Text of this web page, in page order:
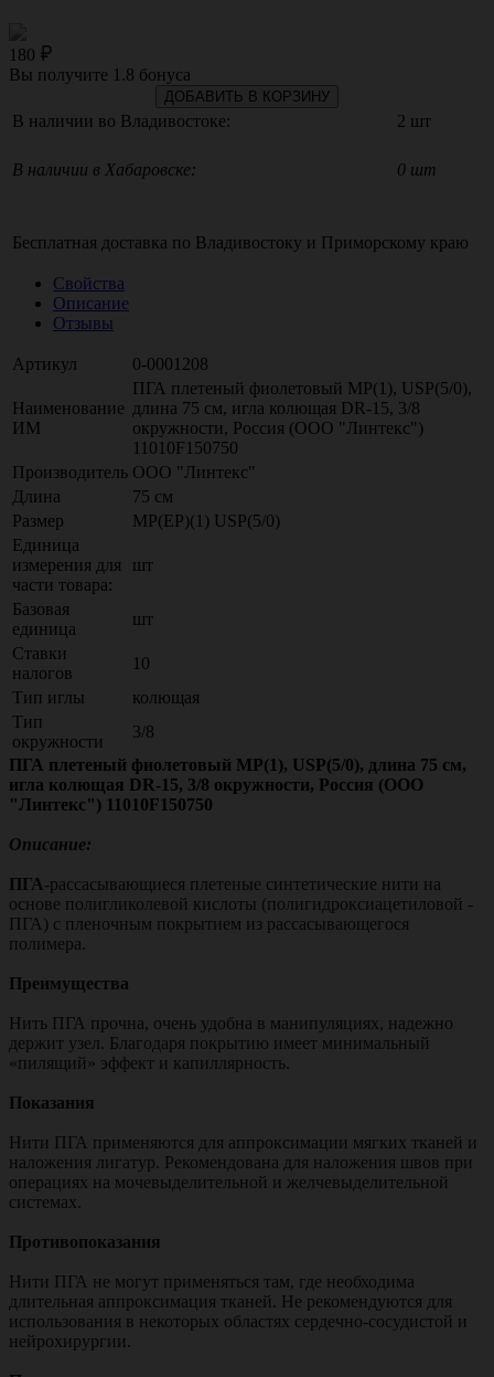
180
Вы получите 1.8 бонуса
ДОБАВИТЬ В КОРЗИНУ
В наличии во Владивостоке: 2 шт
В наличии в Хабаровске: 0 шт
Бесплатная доставка по Владивостоку и Приморскому краю
Свойства
Описание
Отзывы
Артикул 0-0001208
Наименование
ИМ
ПГА плетеный фиолетовый МР(1), USP(5/0),
длина 75 см, игла колющая DR-15, 3/8
окружности, Россия (ООО "Линтекс")
11010F150750
Производитель ООО "Линтекс"
Длина
75 см
Размер
МР(EP)(1) USP(5/0)
Единица
измерения для
части товара:
шт
Базовая
единица
шт
Ставки
налогов
10
Тип иглы
колющая
Тип
окружности
3/8
ПГА плетеный фиолетовый МР(1), USP(5/0), длина 75 см,
игла колющая DR-15, 3/8 окружности, Россия (ООО
"Линтекс") 11010F150750
Описание:
ПГА-рассасывающиеся плетеные синтетические нити на
основе полигликолевой кислоты (полигидроксиацетиловой -
ПГА) с пленочным покрытием из рассасывающегося
полимера.
Преимущества
Нить ПГА прочна, очень удобна в манипуляциях, надежно
держит узел. Благодаря покрытию имеет минимальный
«пилящий» эффект и капиллярность.
Показания
Нити ПГА применяются для аппроксимации мягких тканей и
наложения лигатур. Рекомендована для наложения швов при
операциях на мочевыделительной и желчевыделительной
системах.
Противопоказания
Нити ПГА не могут применяться там, где необходима
длительная аппроксимация тканей. Не рекомендуются для
использования в некоторых областях сердечно-сосудистой и
нейрохирургии.